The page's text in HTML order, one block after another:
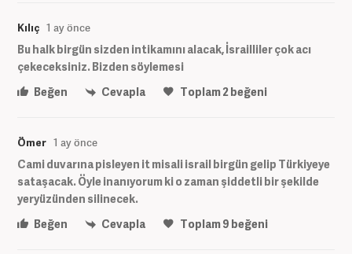
Kılıç 1 ay önce
Bu halk birgün sizden intikamını alacak, İsrailliler çok acı
çekeceksiniz. Bizden söylemesi
Beğen
Cevapla Toplam2 beğeni
Ömer 1 ay önce
Cami duvarına pisleyen it misali israil birgün gelip Türkiyeye
sataşacak. Öyle inanıyorum ki o zaman şiddetli bir şekilde
yeryüzünden silinecek.
Beğen
Cevapla Toplam9 beğeni